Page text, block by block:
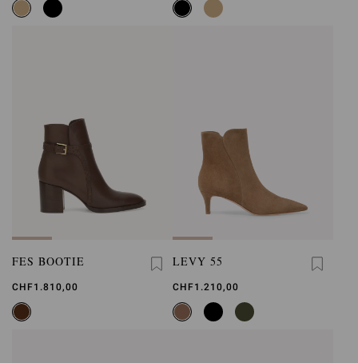
FES BOOTIE
CHF1.810,00
LEVY 55
CHF1.210,00